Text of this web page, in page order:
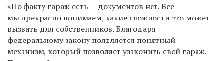
«По факту гараж есть — документов нет. Все
мы прекрасно понимаем, какие сложности это может
вызвать для собственников. Благодаря
федеральному закону появляется понятный
механизм, который позволяет узаконить свой гараж.